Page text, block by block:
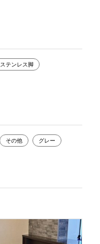
ステンレス脚
その他 グレー